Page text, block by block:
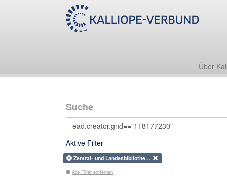
Über
Suche
Aktive Filter
Zentral- und Landesbibliothe…
Alle Filter entfernen